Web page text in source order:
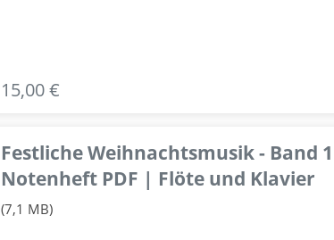
15,00 €
Festliche Weihnachtsmusik - Band 1
Notenheft PDF | Flöte und Klavier
(7,1 MB)